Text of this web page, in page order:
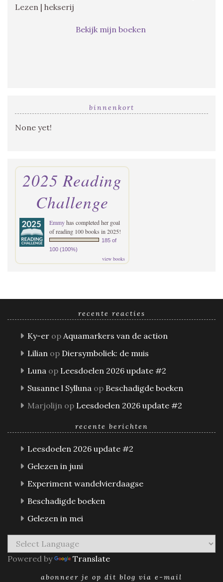
Lezen | hekserij
Bekijk mijn boeken
binnenkort
None yet!
2025 Reading
Challenge
Emmyhas completed her goal
of reading 100 books in 2025!
185 of
100 (100%)
view books
recente reacties
Ky-er op Aquamarkers van de action
Lilian op Diersymboliek: de muis
Luna op Leesdoelen 2026 update #2
Susanne l Sylluna op Beschadigde boeken
Marjolijn op Leesdoelen 2026 update #2
recente berichten
Leesdoelen 2026 update #2
Gelezen in juni
Experiment wandelvierdaagse
Beschadigde boeken
Gelezen in mei
Powered by Translate
abonneer je op dit blog via e-mail